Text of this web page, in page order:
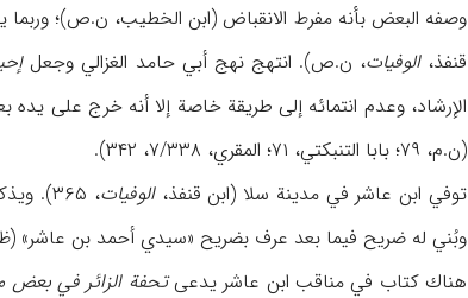
وصفه البعض بأنه مفرط الانقباض (ابن الخطیب، ن.ص)؛
قنفذ،الوفیات، ن.ص). انتهج نهج أبي حامد الغزالي وجعل
الإرشاد، وعدم انتمائه إلی طریقة خاصة إلا أنه خرج علی
(ن.م، ۷۹؛ بابا التنبكتي، ۷۱؛ المقري، ۷/۳۳۸، ۳۴۲).
توفي ابن عاشر في مدینة سلا (ابن قنفذ،الوفیات
وبُني له ضریح فیما بعد عرف بضریح «سیدي أحمد بن عاشر» (ظ: لیفي بروفنسال، ۲۲۳)، وصار مزاراً للناس (ابن
هناك كتاب في مناقب ابن عاشر یدعیتحفة الزائر في